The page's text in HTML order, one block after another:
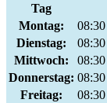
Tag
Montag:
Dienstag:
Mittwoch:
Donnerstag:
Freitag: